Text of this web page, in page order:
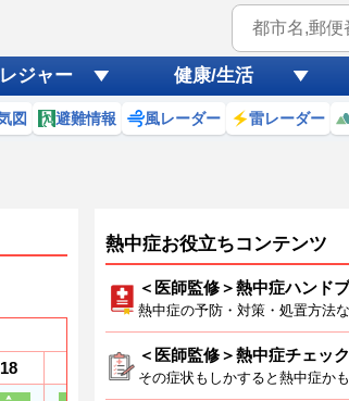
ジャー 健康/生活
図 避難情報 風レーダー 雷レーダー
18 20 21 22
熱中症お役立ちコンテンツ
＜医師監修＞熱中症ハンド
熱中症の予防・対策・処置方法
＜医師監修＞熱中症チェッ
その症状もしかすると熱中症か